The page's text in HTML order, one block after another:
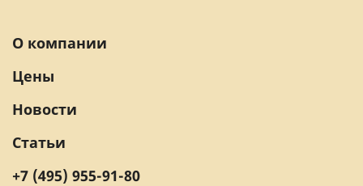
+7 (495) 955-91-80
О компании
Цены
Новости
Статьи